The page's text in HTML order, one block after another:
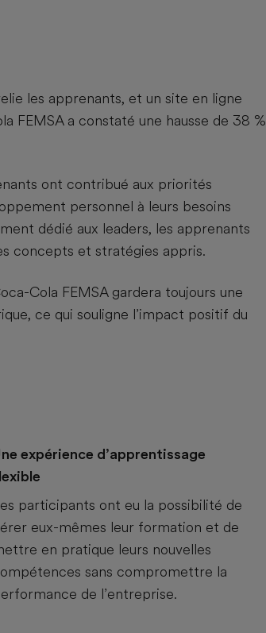
les apprenants, et un site en ligne
FEMSA a constaté une hausse de 38 %
ont contribué aux priorités
personnel à leurs besoins
dédié aux leaders, les apprenants
concepts et stratégies appris.
Cola FEMSA gardera toujours une
ce qui souligne l’impact positif du
expérience d’apprentissage
participants ont eu la possibilité de
eux-mêmes leur formation et de
en pratique leurs nouvelles
sans compromettre la
de l’entreprise.